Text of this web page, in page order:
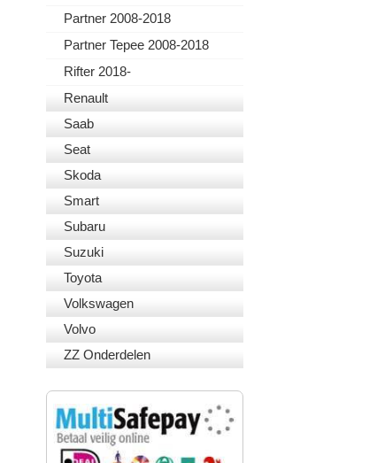
Partner 2008-2018
Partner Tepee 2008-2018
Rifter 2018-
Renault
Saab
Seat
Skoda
Smart
Subaru
Suzuki
Toyota
Volkswagen
Volvo
ZZ Onderdelen